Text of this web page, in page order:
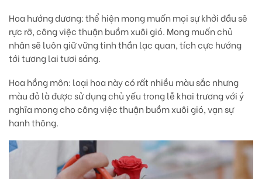
Hoa hướng dương: thể hiện mong muốn mọi sự khởi đầu sẽ
rực rỡ, công việc thuận buồm xuôi gió. Mong muốn chủ
nhân sẽ luôn giữ vững tinh thần lạc quan, tích cực hướng
tới tương lai tươi sáng.
Hoa hồng môn: loại hoa này có rất nhiều màu sắc nhưng
màu đỏ là được sử dụng chủ yếu trong lễ khai trương với ý
nghĩa mong cho công việc thuận buồm xuôi gió, vạn sự
hanh thông.